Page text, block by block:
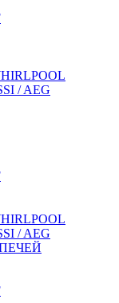
/ AEG
/ AEG